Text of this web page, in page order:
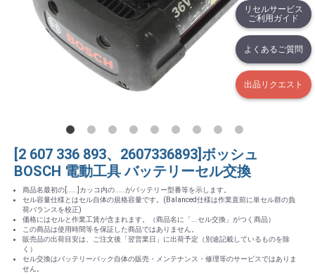
リセルサービス
ご利用ガイド
よくあるご質問
出品リクエスト
[2 607 336 893、2607336893]ボッシュ
BOSCH 電動工具 バッテリーセル交換
商品名最初の[.....]カッコ内の.....がバッテリー型番等を示します。
セル容量仕様とはセル自体の規格容量です。(Balanced仕様は作業直前に単セル群の負
荷バランスを校正)
価格にはセルと作業工賃が含まれます。（商品名に「...セル交換」がつく商品）
この商品は使用時間等を保証した商品ではありません。
販売品の出荷目安は、ご注文後「翌営業日」に出荷予定（別途記載しているものを除
く）
セル交換はバッテリーパック自体の販売・メンテナンス・修理等のサービスではありま
せん。